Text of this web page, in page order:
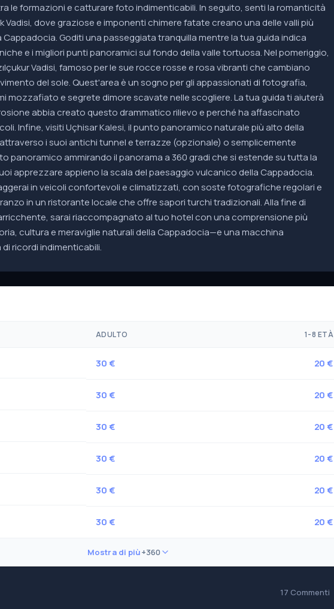
le formazioni e catturare foto indimenticabili. In seguito, senti la romanticità
Vadisi, dove graziose e imponenti chimere fatate creano una delle valli più
Goditi una passeggiata tranquilla mentre la tua guida indica
e i migliori punti panoramici sul fondo della valle tortuosa. Nel pomeriggio,
Vadisi, famoso per le sue rocce rosse e rosa vibranti che cambiano
del sole. Quest'area è un sogno per gli appassionati di fotografia,
mozzafiato e segrete dimore scavate nelle scogliere. La tua guida ti aiuterà
abbia creato questo drammatico rilievo e perché ha affascinato
Infine, visiti Uçhisar Kalesi, il punto panoramico naturale più alto della
i suoi antichi tunnel e terrazze (opzionale) o semplicemente
panoramico ammirando il panorama a 360 gradi che si estende su tutta la
apprezzare appieno la scala del paesaggio vulcanico della Cappadocia.
in veicoli confortevoli e climatizzati, con soste fotografiche regolari e
in un ristorante locale che offre sapori turchi tradizionali. Alla fine di
sarai riaccompagnato al tuo hotel con una comprensione più
cultura e meraviglie naturali della Cappadocia—e una macchina
ricordi indimenticabili.
ADULTO 1-8 ETÀ
30 € 20 €
30 € 20 €
30 € 20 €
30 € 20 €
30 € 20 €
30 € 20 €
Mostra di più+360
17 Commenti